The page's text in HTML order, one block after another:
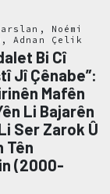
Noémi
Adnan Çelik
Bi Cî
Jî Çênabe”:
Mafên
Li Bajarên
Ser Zarok Û
Tên
(2000-